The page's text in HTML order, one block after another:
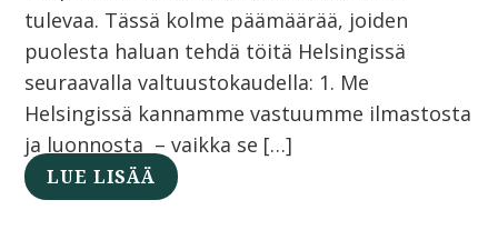
tulevaa. Tässä kolme päämäärää, joiden
puolesta haluan tehdä töitä Helsingissä
seuraavalla valtuustokaudella: 1. Me
Helsingissä kannamme vastuumme ilmastosta
ja luonnosta – vaikka se […]
LUE LISÄÄ